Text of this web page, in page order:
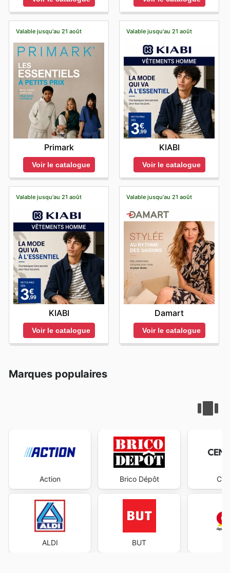
Valable jusqu'au 21 août
Primark
Voir le catalogue
Valable jusqu'au 21 août
KIABI
Voir le catalogue
Valable jusqu'au 21 août
KIABI
Voir le catalogue
Valable jusqu'au 21 août
Damart
Voir le catalogue
Marques populaires
Action
ALDI
Brico Dépôt
BUT